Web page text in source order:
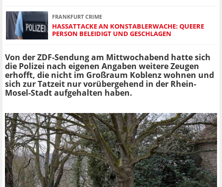
FRANKFURT CRIME
HASSATTACKE AN KONSTABLERWACHE: QUEERE
PERSON BELEIDIGT UND GESCHLAGEN
Von der ZDF-Sendung am Mittwochabend hatte sich
die Polizei nach eigenen Angaben weitere Zeugen
erhofft, die nicht im Großraum Koblenz wohnen und
sich zur Tatzeit nur vorübergehend in der Rhein-
Mosel-Stadt aufgehalten haben.